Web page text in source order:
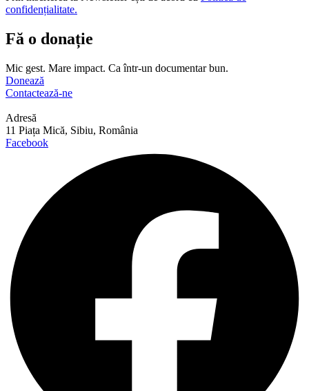
confidențialitate.
Fă o donație
Mic gest. Mare impact. Ca într-un documentar bun.
Donează
Contactează-ne
Adresă
11 Piața Mică, Sibiu, România
Facebook